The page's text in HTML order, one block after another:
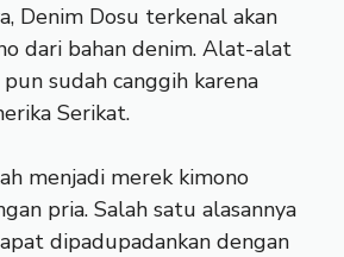
Denim Dosu terkenal akan
dari bahan denim. Alat-alat
sudah canggih karena
Serikat.
menjadi merek kimono
pria. Salah satu alasannya
dipadupadankan dengan